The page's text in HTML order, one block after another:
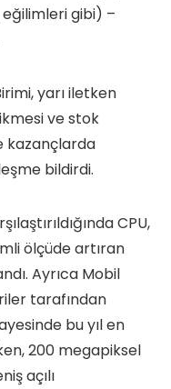
gibi) –
yarı iletken
ve stok
kazançlarda
bildirdi.
CPU,
ölçüde artıran
Ayrıca Mobil
tarafından
bu yıl en
200 megapiksel
açılı